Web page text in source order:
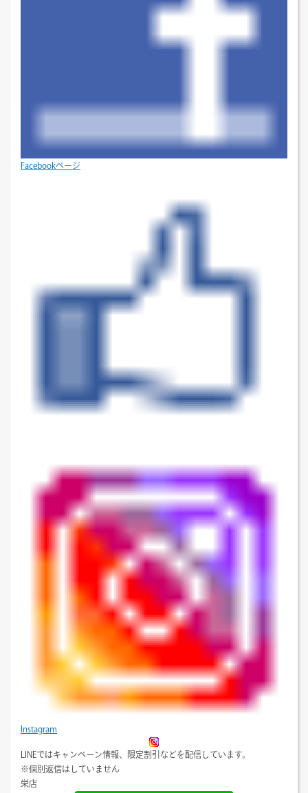
Facebookページ
Instagram
LINEではキャンペーン情報、限定割引などを配信しています。
※個別返信はしていません
栄店